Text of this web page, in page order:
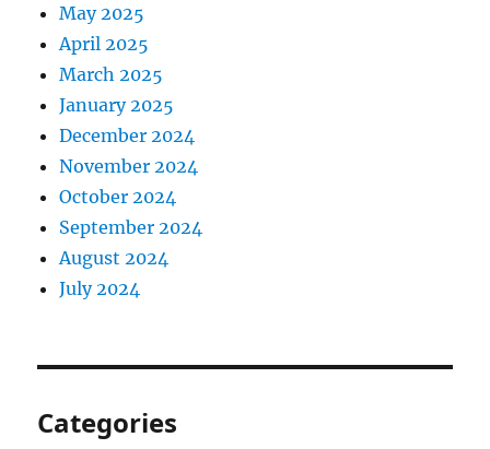
May 2025
April 2025
March 2025
January 2025
December 2024
November 2024
October 2024
September 2024
August 2024
July 2024
Categories